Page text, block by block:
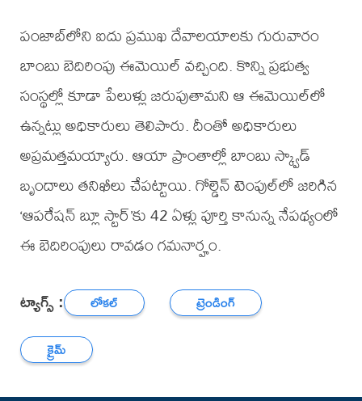
పంజాబ్‌లోని ఐదు ప్రముఖ దేవాలయాలకు గురువారం
బాంబు బెదిరింపు ఈమెయిల్‌ వచ్చింది. కొన్ని ప్రభుత్వ
సంస్థల్లో కూడా పేలుళ్లు జరుపుతామని ఆ ఈమెయిల్‌లో
ఉన్నట్లు అధికారులు తెలిపారు. దీంతో అధికారులు
అప్రమత్తమయ్యారు. ఆయా ప్రాంతాల్లో బాంబు స్క్వాడ్‌
బృందాలు తనిఖీలు చేపట్టాయి. గోల్డెన్‌ టెంపుల్‌లో జరిగిన
‘ఆపరేషన్‌ బ్లూ స్టార్‌’కు 42 ఏళ్లు పూర్తి కానున్న నేపథ్యంలో
ఈ బెదిరింపులు రావడం గమనార్హం.
ట్యాగ్స్ : లోకల్
ట్రెండింగ్
క్రైమ్